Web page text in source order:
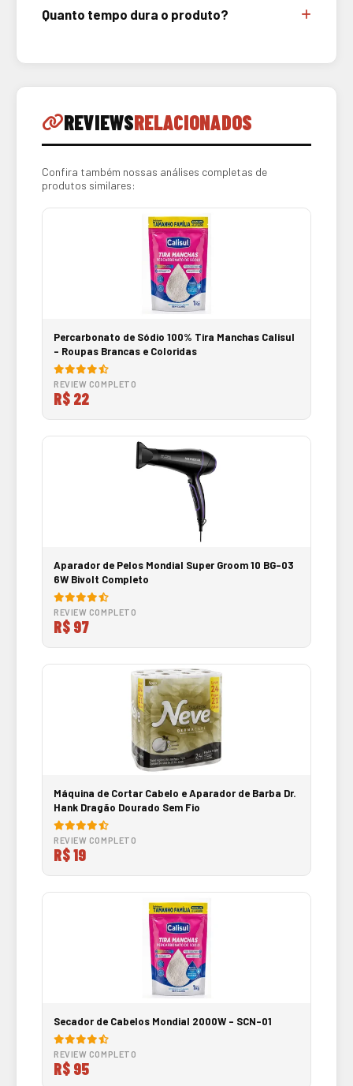
Quanto tempo dura o produto?
REVIEWSRELACIONADOS
Confira também nossas análises completas de
produtos similares:
Percarbonato de Sódio 100% Tira Manchas Calisul
- Roupas Brancas e Coloridas
REVIEW COMPLETO
R$ 22
Aparador de Pelos Mondial Super Groom 10 BG-03
6W Bivolt Completo
REVIEW COMPLETO
R$ 97
Máquina de Cortar Cabelo e Aparador de Barba Dr.
Hank Dragão Dourado Sem Fio
REVIEW COMPLETO
R$ 19
Secador de Cabelos Mondial 2000W - SCN-01
REVIEW COMPLETO
R$ 95